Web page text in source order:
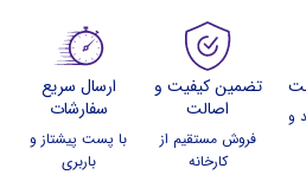
و
تضمین کیفیت و
اصالت
فروش مستقیم از
کارخانه
ارسال سریع
سفارشات
با پست پیشتاز و
باربری